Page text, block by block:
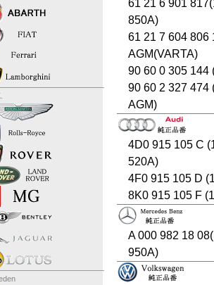
61 21 6 901
850A)
61 21 7 604 806
AGM(VARTA)
90 60 0 305 144
90 60 2 327 474
AGM)
4D0 915 105 C
520A)
4F0 915 105 D
8K0 915 105 F
A 000 982 18
950A)